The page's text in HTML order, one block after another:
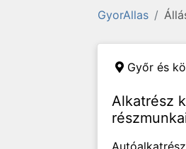
GyorAllas
Győr és
Alkatrész